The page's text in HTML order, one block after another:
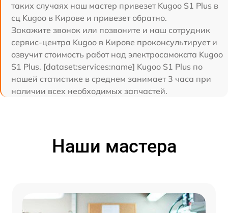
таких случаях наш мастер привезет Kugoo S1 Plus в
сц Kugoo в Кирове и привезет обратно.
Закажите звонок или позвоните и наш сотрудник
сервис-центра Kugoo в Кирове проконсультирует и
озвучит стоимость работ над электросамоката Kugoo
S1 Plus. [dataset:services:name] Kugoo S1 Plus по
нашей статистике в среднем занимает 3 часа при
наличии всех необходимых запчастей.
Наши мастера